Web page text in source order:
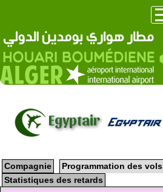
Egyptair
Compagnie
Programmation des vols
Statistiques des retards